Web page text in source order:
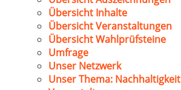
Übersicht Inhalte
Übersicht Veranstaltungen
Übersicht Wahlprüfsteine
Umfrage
Unser Netzwerk
Unser Thema: Nachhaltigkeit